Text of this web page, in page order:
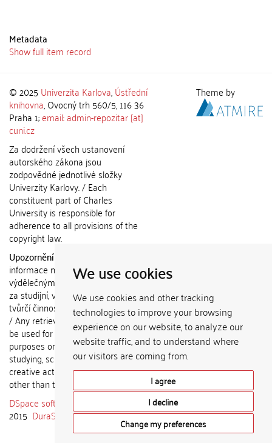
We use cookies
We use cookies and other tracking
technologies to improve your browsing
experience on our website, to analyze our
website traffic, and to understand where
our visitors are coming from.
I agree
I decline
Change my preferences
Metadata
Show full item record
© 2025 Univerzita Karlova,Ústřední
knihovna, Ovocný trh 560/5, 116 36
Praha 1;email: admin-repozitar [at]
cuni.cz
Za dodržení všech ustanovení
autorského zákona jsou
zodpovědné jednotlivé složky
Univerzity Karlovy. / Each
constituent part of Charles
University is responsible for
adherence to all provisions of the
copyright law.
Upozornění / Notice:
informace nemohou být použity k
výdělečným účelům nebo vydávány
za studijní, vědeckou nebo jinou
tvůrčí činnost jiné osoby než autora.
/ Any retrieved information shall not
be used for any commercial
purposes or claimed as results of
studying, scientific or any other
creative activities of any person
other than the author.
DSpace software
2015 DuraSpace
Theme by